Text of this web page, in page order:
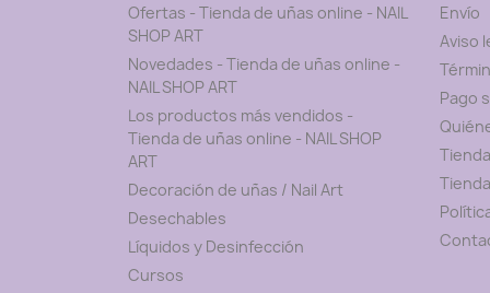
Ofertas - Tienda de uñas online - NAIL
SHOP ART
Novedades - Tienda de uñas online -
NAIL SHOP ART
Los productos más vendidos -
Tienda de uñas online - NAIL SHOP
ART
Decoración de uñas / Nail Art
Desechables
Líquidos y Desinfección
Cursos
Envío
Aviso
Pago